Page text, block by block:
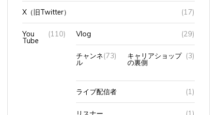
X（旧Twitter） (17)
You
Tube
(110) Vlog (29)
チャンネ
ル
(73) キャリアショップ
の裏側
(3)
ライブ配信者 (1)
リスナー (1)